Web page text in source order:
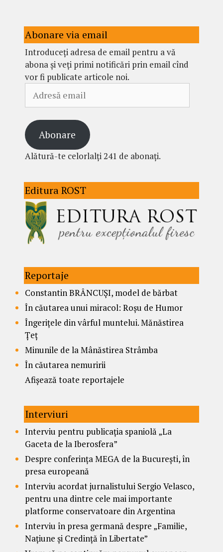
Abonare via email
Introduceți adresa de email pentru a vă
abona și veți primi notificări prin email cînd
vor fi publicate articole noi.
email
Abonare
Alătură-te celorlalți 241 de abonați.
Editura ROST
Reportaje
Constantin BRÂNCUȘI, model de bărbat
În căutarea unui miracol: Roșu de Humor
Îngerițele din vârful muntelui. Mănăstirea
Țeț
Minunile de la Mânăstirea Strâmba
În căutarea nemuririi
Afișează toate reportajele
Interviuri
Interviu pentru publicația spaniolă „La
Gaceta de la Iberosfera”
Despre conferința MEGA de la București, în
presa europeană
Interviu acordat jurnalistului Sergio Velasco,
pentru una dintre cele mai importante
platforme conservatoare din Argentina
Interviu în presa germană despre „Familie,
Națiune și Credință în Libertate”